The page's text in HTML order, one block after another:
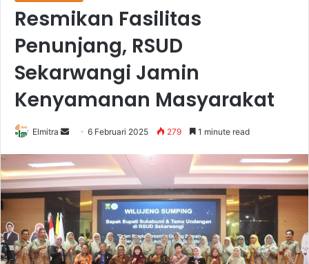
Resmikan Fasilitas
Penunjang, RSUD
Sekarwangi Jamin
Kenyamanan Masyarakat
Elmitra
Send
email
6 Februari 2025 279 1 minute read